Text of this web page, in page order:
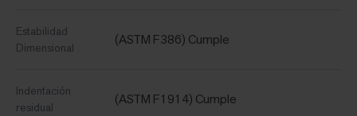
Estabilidad
Dimensional
(ASTM F386) Cumple
Indentación
residual
(ASTM F1914) Cumple